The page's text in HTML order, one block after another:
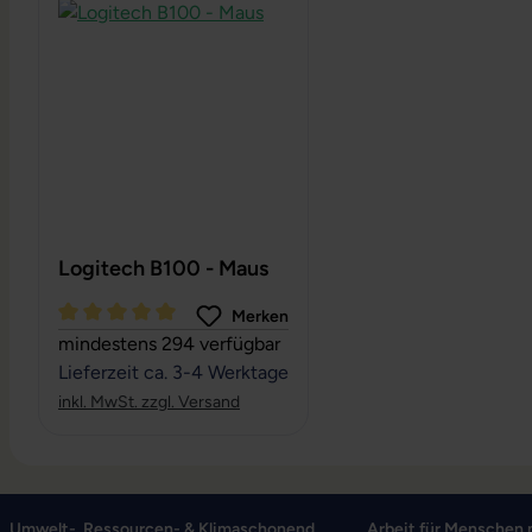
Logitech B100 - Maus
Durchschnittliche Bewertung von 5 von 5 Sternen
Merken
mindestens 294 verfügbar
Lieferzeit ca. 3-4 Werktage
inkl. MwSt. zzgl. Versand